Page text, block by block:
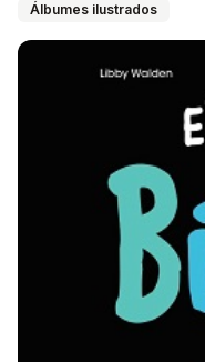
Álbumes ilustrados